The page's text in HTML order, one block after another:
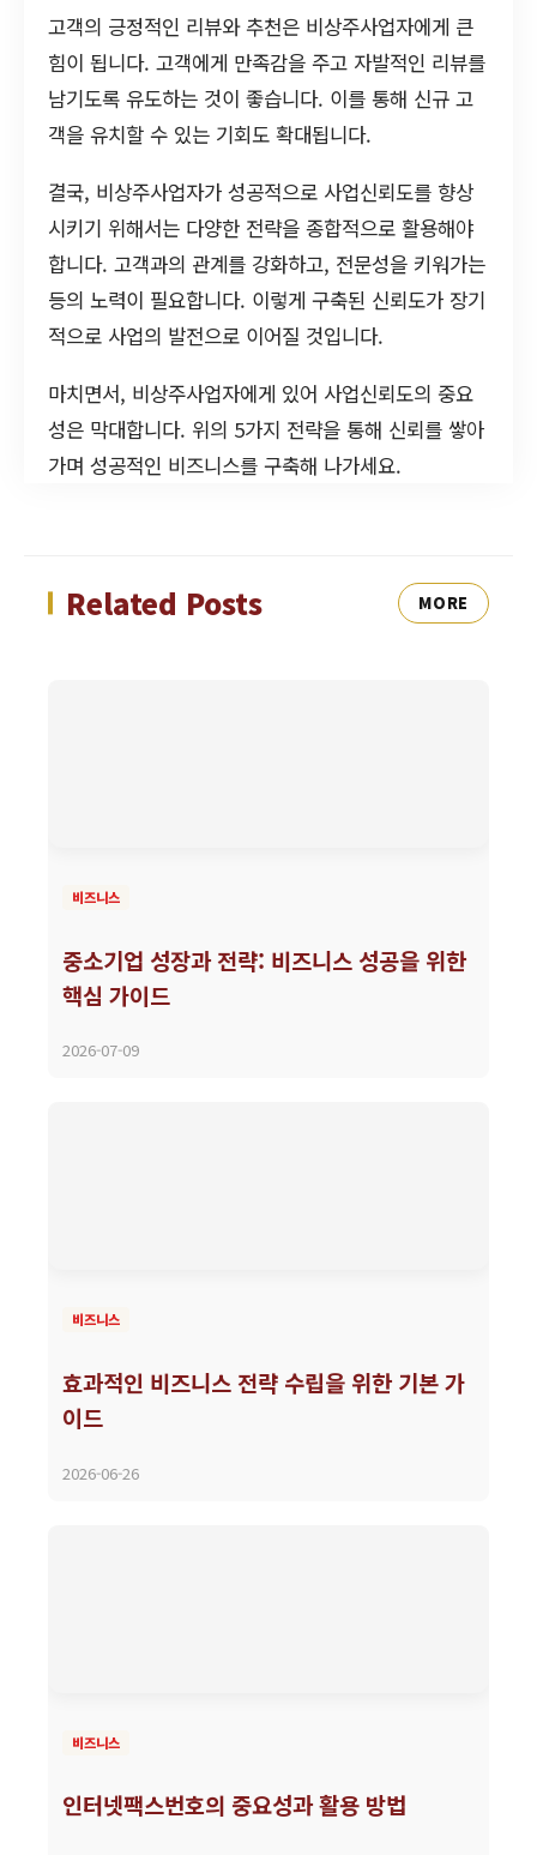
고객의 긍정적인 리뷰와 추천은 비상주사업자에게 큰
힘이 됩니다. 고객에게 만족감을 주고 자발적인 리뷰를
남기도록 유도하는 것이 좋습니다. 이를 통해 신규 고
객을 유치할 수 있는 기회도 확대됩니다.
결국, 비상주사업자가 성공적으로 사업신뢰도를 향상
시키기 위해서는 다양한 전략을 종합적으로 활용해야
합니다. 고객과의 관계를 강화하고, 전문성을 키워가는
등의 노력이 필요합니다. 이렇게 구축된 신뢰도가 장기
적으로 사업의 발전으로 이어질 것입니다.
마치면서, 비상주사업자에게 있어 사업신뢰도의 중요
성은 막대합니다. 위의 5가지 전략을 통해 신뢰를 쌓아
가며 성공적인 비즈니스를 구축해 나가세요.
Related Posts MORE
비즈니스
중소기업 성장과 전략: 비즈니스 성공을 위한
핵심 가이드
2026-07-09
비즈니스
효과적인 비즈니스 전략 수립을 위한 기본 가
이드
2026-06-26
비즈니스
인터넷팩스번호의 중요성과 활용 방법